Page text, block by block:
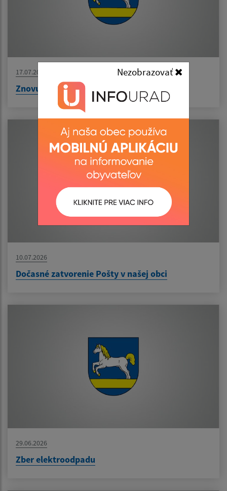
Nezobrazovať
17.07.2026
Znovuotvorenie našej pošty
10.07.2026
Dočasné zatvorenie Pošty v našej obci
29.06.2026
Zber elektroodpadu